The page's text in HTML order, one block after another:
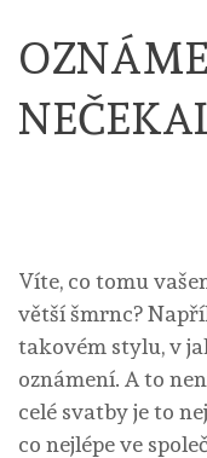
Víte, co tomu
větší šmrnc?
takovém stylu, v
oznámení. A to
celé svatby je to
co nejlépe ve